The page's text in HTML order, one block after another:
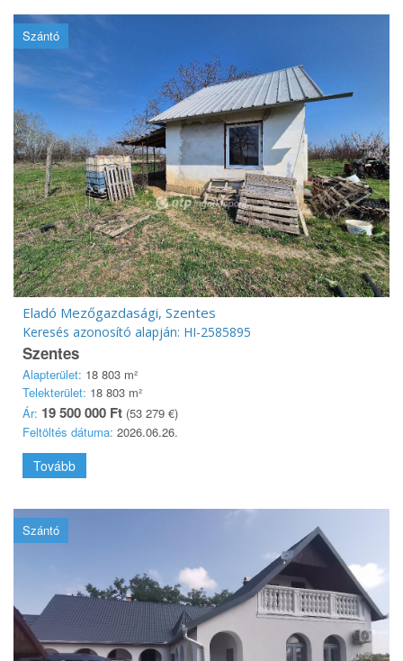
Szántó
Eladó Mezőgazdasági, Szentes
Keresés azonosító alapján: HI-2585895
Szentes
Alapterület: 18 803 m²
Telekterület: 18 803 m²
Ár: 19 500 000 Ft (53 279 €)
Feltöltés dátuma: 2026.06.26.
Tovább
Szántó